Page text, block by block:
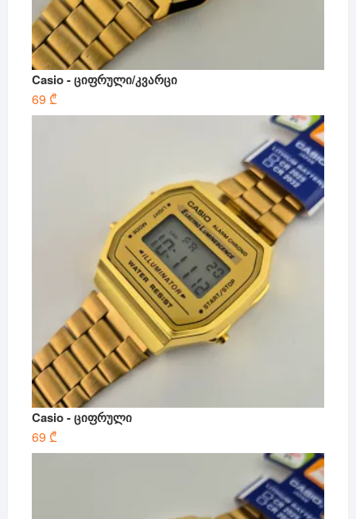
Casio - ციფრული/კვარცი
69 ₾
Casio - ციფრული
69 ₾